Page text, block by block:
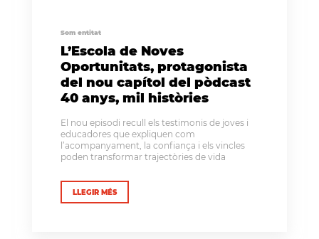
Som entitat
L’Escola de Noves
Oportunitats, protagonista
del nou capítol del pòdcast
40 anys, mil històries
El nou episodi recull els testimonis de joves i
educadores que expliquen com
l’acompanyament, la confiança i els vincles
poden transformar trajectòries de vida
LLEGIR MÉS